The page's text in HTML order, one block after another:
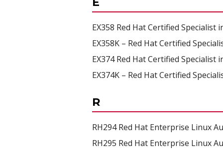
EX358 Red Hat Certified
EX358K – Red Hat Certified
EX374 Red Hat Certified
EX374K – Red Hat Certified
R
RH294 Red Hat Enterprise Linux
RH295 Red Hat Enterprise Linux